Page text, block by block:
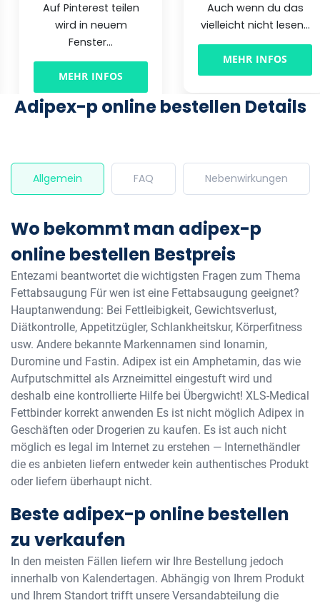
Auf Pinterest teilen
wird in neuem
Fenster...
MEHR INFOS
Auch wenn du das
vielleicht nicht lesen...
MEHR INFOS
Adipex-p online bestellen Details
Allgemein FAQ Nebenwirkungen
Wo bekommt man adipex-p
online bestellen Bestpreis
Entezami beantwortet die wichtigsten Fragen zum Thema
Fettabsaugung Für wen ist eine Fettabsaugung geeignet?
Hauptanwendung: Bei Fettleibigkeit, Gewichtsverlust,
Diätkontrolle, Appetitzügler, Schlankheitskur, Körperfitness
usw. Andere bekannte Markennamen sind Ionamin,
Duromine und Fastin. Adipex ist ein Amphetamin, das wie
Aufputschmittel als Arzneimittel eingestuft wird und
deshalb eine kontrollierte Hilfe bei Übergwicht! XLS-Medical
Fettbinder korrekt anwenden Es ist nicht möglich Adipex in
Geschäften oder Drogerien zu kaufen. Es ist auch nicht
möglich es legal im Internet zu erstehen — Internethändler
die es anbieten liefern entweder kein authentisches Produkt
oder liefern überhaupt nicht.
Beste adipex-p online bestellen
zu verkaufen
In den meisten Fällen liefern wir Ihre Bestellung jedoch
innerhalb von Kalendertagen. Abhängig von Ihrem Produkt
und Ihrem Standort trifft unsere Versandabteilung die